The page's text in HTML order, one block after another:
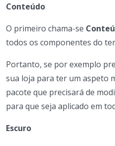
Conteúdo
O primeiro chama-se
todos os componentes do
Portanto, se por exemplo
sua loja para ter um aspeto
pacote que precisará de
para que seja aplicado em
Escuro